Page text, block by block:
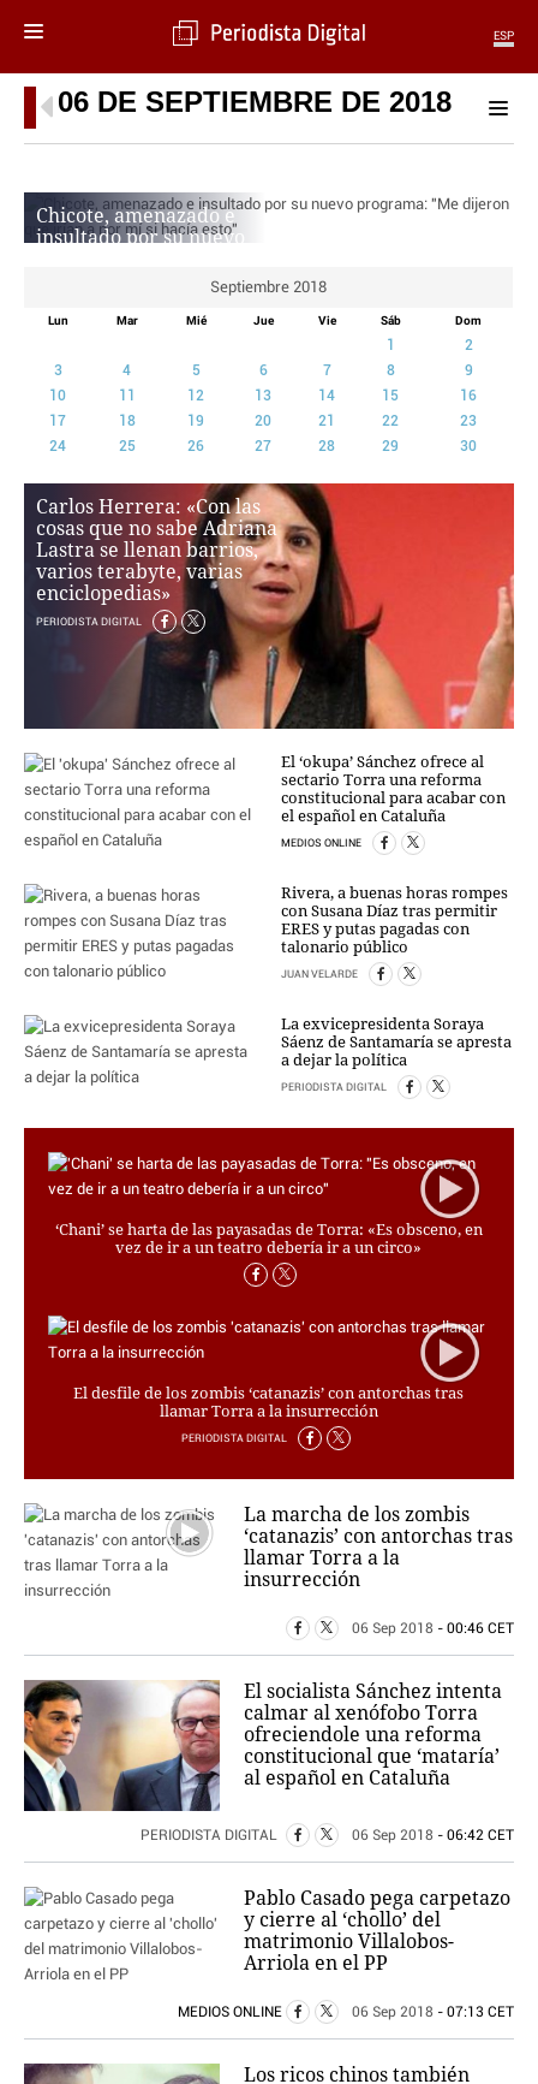
ESP
MENÚ
SECCIONES
MUNDO
PERIODISMO
TECNOLOGÍA
CULTURA
TELEVISIÓN
GENTE
MAGAZINE
OTRAS WEBS
CRIMEN Y CASTIGO
MOTOR
RELIGION
TRAVELLERS
EXPERTOS
SALUD
ESCAPARATE
24X7
LA RETAGUARDIA
DIRECTORIOS
LO ÚLTIMO
VÍDEOS
TEMAS
PERSONAJES
AUTORES
SERVICIOS
CLUB PD
ENLACES
MEDIOS
MÁS SERVICIOS
AMÉRICA
ESPAÑA
06 DE SEPTIEMBRE DE 2018
Chicote, amenazado e
insultado por su nuevo
que irían a por mí si hacía
Septiembre 2018
Lun Mar Mié Jue Vie Sáb Dom
2
3
4 5 6 7 8
9
10
12 13 14 15
16
17
18 19 20 21 22
23
24
25 26 27 28 29 30
‘Chani’ se harta de las payasadas de Torra: «Es obsceno, en
vez de ir a un teatro debería ir a un circo»
El desfile de los zombis ‘catanazis’ con antorchas tras
llamar Torra a la insurrección
PERIODISTA DIGITAL
Carlos Herrera: «Con las
cosas que no sabe Adriana
Lastra se llenan barrios,
varios terabyte, varias
enciclopedias»
PERIODISTA DIGITAL
El ‘okupa’ Sánchez ofrece al
sectario Torra una reforma
constitucional para acabar con
el español en Cataluña
MEDIOS ONLINE
Rivera, a buenas horas rompes
con Susana Díaz tras permitir
ERES y putas pagadas con
talonario público
JUAN VELARDE
La exvicepresidenta Soraya
Sáenz de Santamaría se apresta
a dejar la política
PERIODISTA DIGITAL
La marcha de los zombis
‘catanazis’ con antorchas tras
llamar Torra a la
insurrección
06 Sep 2018 - 00:46 CET
El socialista Sánchez intenta
calmar al xenófobo Torra
ofreciendole una reforma
constitucional que ‘mataría’
al español en Cataluña
PERIODISTA DIGITAL 06 Sep 2018 - 06:42 CET
Pablo Casado pega carpetazo
y cierre al ‘chollo’ del
matrimonio Villalobos-
Arriola en el PP
MEDIOS ONLINE 06 Sep 2018 - 07:13 CET
Los ricos chinos también